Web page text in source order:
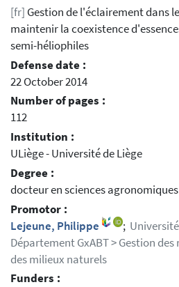
[fr] Gestion de l'éclairement dans
maintenir la coexistence
semi-héliophiles
Defense date :
22 October 2014
Number of pages :
112
Institution :
ULiège - Université de Liège
Degree :
docteur en sciences
Promotor :
Lejeune, Philippe
;
Département GxABT > Gestion
des milieux naturels
Funders :